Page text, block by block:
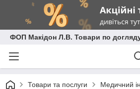
ФОП Макідон Л.В. Товари по
Товари та послуги Медичний